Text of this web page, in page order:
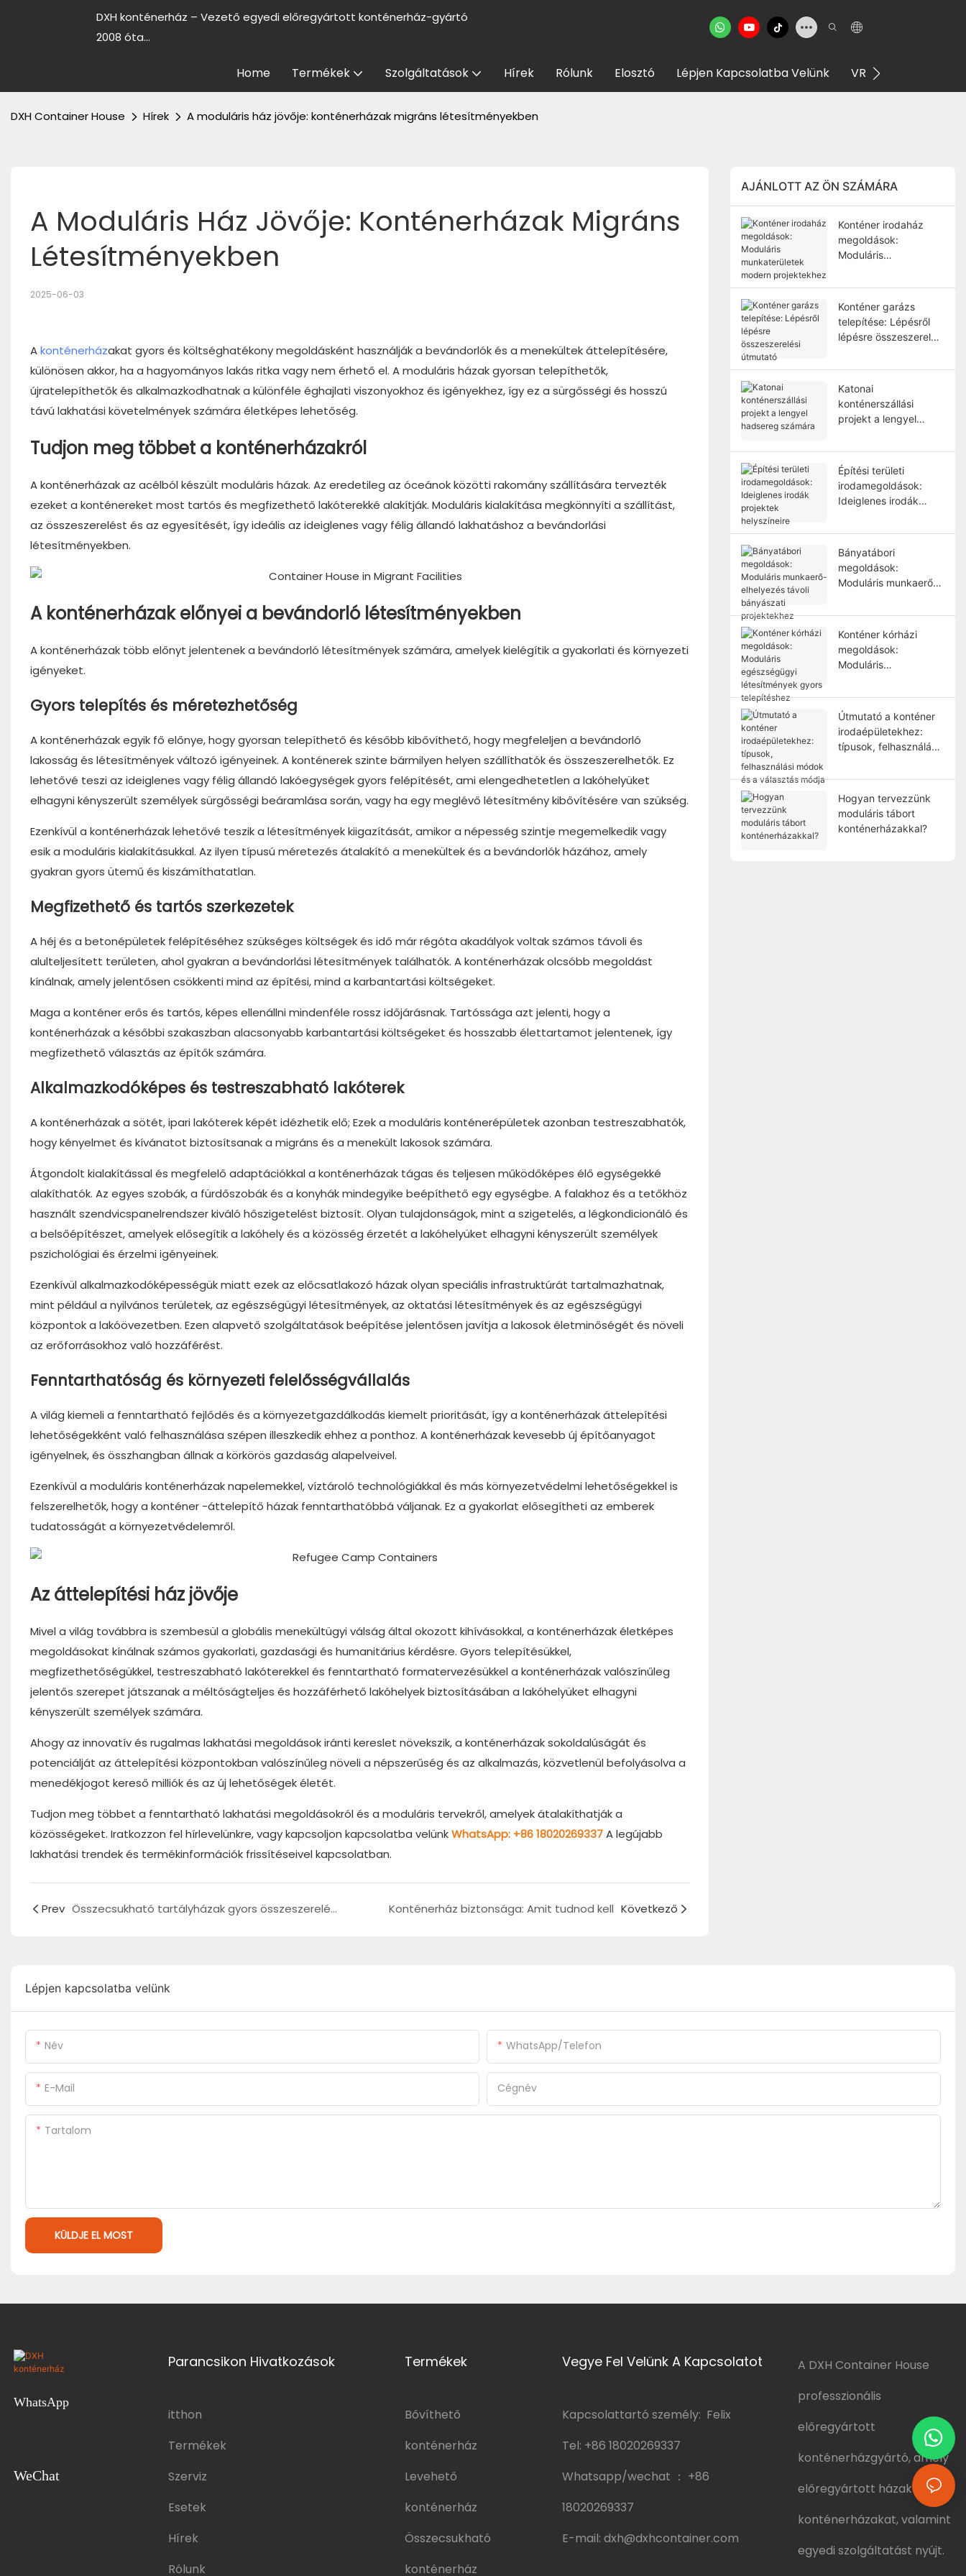
DXH konténerház – Vezető egyedi előregyártott konténerház-gyártó
2008 óta...
Home Termékek Szolgáltatások Hírek Rólunk Elosztó Lépjen Kapcsolatba Velünk VR Bemutatóterem
DXH Container House Hírek A moduláris ház jövője: konténerházak migráns létesítményekben
A Moduláris Ház Jövője: Konténerházak Migráns
Létesítményekben
2025-06-03
Akonténerházakat gyors és költséghatékony megoldásként használják a bevándorlók és a menekültek áttelepítésére,
különösen akkor, ha a hagyományos lakás ritka vagy nem érhető el. A moduláris házak gyorsan telepíthetők,
újratelepíthetők és alkalmazkodhatnak a különféle éghajlati viszonyokhoz és igényekhez, így ez a sürgősségi és hosszú
távú lakhatási követelmények számára életképes lehetőség.
Tudjon meg többet a konténerházakról
A konténerházak az acélból készült moduláris házak. Az eredetileg az óceánok közötti rakomány szállítására tervezték
ezeket a konténereket most tartós és megfizethető lakóterekké alakítják. Moduláris kialakítása megkönnyíti a szállítást,
az összeszerelést és az egyesítését, így ideális az ideiglenes vagy félig állandó lakhatáshoz a bevándorlási
létesítményekben.
A konténerházak előnyei a bevándorló létesítményekben
A konténerházak több előnyt jelentenek a bevándorló létesítmények számára, amelyek kielégítik a gyakorlati és környezeti
igényeket.
Gyors telepítés és méretezhetőség
A konténerházak egyik fő előnye, hogy gyorsan telepíthető és később kibővíthető, hogy megfeleljen a bevándorló
lakosság és létesítmények változó igényeinek. A konténerek szinte bármilyen helyen szállíthatók és összeszerelhetők. Ez
lehetővé teszi az ideiglenes vagy félig állandó lakóegységek gyors felépítését, ami elengedhetetlen a lakóhelyüket
elhagyni kényszerült személyek sürgősségi beáramlása során, vagy ha egy meglévő létesítmény kibővítésére van szükség.
Ezenkívül a konténerházak lehetővé teszik a létesítmények kiigazítását, amikor a népesség szintje megemelkedik vagy
esik a moduláris kialakításukkal. Az ilyen típusú méretezés átalakító a menekültek és a bevándorlók házához, amely
gyakran gyors ütemű és kiszámíthatatlan.
Megfizethető és tartós szerkezetek
A héj és a betonépületek felépítéséhez szükséges költségek és idő már régóta akadályok voltak számos távoli és
alulteljesített területen, ahol gyakran a bevándorlási létesítmények találhatók. A konténerházak olcsóbb megoldást
kínálnak, amely jelentősen csökkenti mind az építési, mind a karbantartási költségeket.
Maga a konténer erős és tartós, képes ellenállni mindenféle rossz időjárásnak. Tartóssága azt jelenti, hogy a
konténerházak a későbbi szakaszban alacsonyabb karbantartási költségeket és hosszabb élettartamot jelentenek, így
megfizethető választás az építők számára.
Alkalmazkodóképes és testreszabható lakóterek
A konténerházak a sötét, ipari lakóterek képét idézhetik elő; Ezek a moduláris konténerépületek azonban testreszabhatók,
hogy kényelmet és kívánatot biztosítsanak a migráns és a menekült lakosok számára.
Átgondolt kialakítással és megfelelő adaptációkkal a konténerházak tágas és teljesen működőképes élő egységekké
alakíthatók. Az egyes szobák, a fürdőszobák és a konyhák mindegyike beépíthető egy egységbe. A falakhoz és a tetőkhöz
használt szendvicspanelrendszer kiváló hőszigetelést biztosít. Olyan tulajdonságok, mint a szigetelés, a légkondicionáló és
a belsőépítészet, amelyek elősegítik a lakóhely és a közösség érzetét a lakóhelyüket elhagyni kényszerült személyek
pszichológiai és érzelmi igényeinek.
Ezenkívül alkalmazkodóképességük miatt ezek az előcsatlakozó házak olyan speciális infrastruktúrát tartalmazhatnak,
mint például a nyilvános területek, az egészségügyi létesítmények, az oktatási létesítmények és az egészségügyi
központok a lakóövezetben. Ezen alapvető szolgáltatások beépítése jelentősen javítja a lakosok életminőségét és növeli
az erőforrásokhoz való hozzáférést.
Fenntarthatóság és környezeti felelősségvállalás
A világ kiemeli a fenntartható fejlődés és a környezetgazdálkodás kiemelt prioritását, így a konténerházak áttelepítési
lehetőségekként való felhasználása szépen illeszkedik ehhez a ponthoz. A konténerházak kevesebb új építőanyagot
igényelnek, és összhangban állnak a körkörös gazdaság alapelveivel.
Ezenkívül a moduláris konténerházak napelemekkel, víztároló technológiákkal és más környezetvédelmi lehetőségekkel is
felszerelhetők, hogy a konténer -áttelepítő házak fenntarthatóbbá váljanak. Ez a gyakorlat elősegítheti az emberek
tudatosságát a környezetvédelemről.
Az áttelepítési ház jövője
Mivel a világ továbbra is szembesül a globális menekültügyi válság által okozott kihívásokkal, a konténerházak életképes
megoldásokat kínálnak számos gyakorlati, gazdasági és humanitárius kérdésre. Gyors telepítésükkel,
megfizethetőségükkel, testreszabható lakóterekkel és fenntartható formatervezésükkel a konténerházak valószínűleg
jelentős szerepet játszanak a méltóságteljes és hozzáférhető lakóhelyek biztosításában a lakóhelyüket elhagyni
kényszerült személyek számára.
Ahogy az innovatív és rugalmas lakhatási megoldások iránti kereslet növekszik, a konténerházak sokoldalúságát és
potenciálját az áttelepítési központokban valószínűleg növeli a népszerűség és az alkalmazás, közvetlenül befolyásolva a
menedékjogot kereső milliók és az új lehetőségek életét.
Tudjon meg többet a fenntartható lakhatási megoldásokról és a moduláris tervekről, amelyek átalakíthatják a
közösségeket. Iratkozzon fel hírlevelünkre, vagy kapcsoljon kapcsolatba velünkWhatsApp: +86 18020269337A legújabb
lakhatási trendek és termékinformációk frissítéseivel kapcsolatban.
Prev Összecsukható tartályházak gyors összeszerelése Konténerház biztonsága: Amit tudnod kell Következő
AJÁNLOTT AZ ÖN SZÁMÁRA
Konténer irodaház
megoldások:
Moduláris
modern projektekhez
Konténer garázs
telepítése: Lépésről
lépésre összeszerelési
Katonai
konténerszállási
projekt a lengyel
Építési területi
irodamegoldások:
Ideiglenes irodák
Bányatábori
megoldások:
Moduláris munkaerő-
bányászati ​​
projektekhez
Konténer kórházi
megoldások:
Moduláris
létesítmények gyors
telepítéshez
Útmutató a konténer
irodaépületekhez:
típusok, felhasználási
módja
Hogyan tervezzünk
moduláris tábort
konténerházakkal?
Lépjen kapcsolatba velünk
Név WhatsApp/Telefon
E-Mail Cégnév
Tartalom
KÜLDJE EL MOST
WhatsApp
WeChat
Parancsikon Hivatkozások
itthon
Termékek
Szerviz
Esetek
Hírek
Rólunk
Termékek
Bővíthető
konténerház
Levehető
konténerház
Összecsukható
konténerház
Vegye Fel Velünk A Kapcsolatot
Kapcsolattartó személy: Felix
Tel: +86 18020269337
Whatsapp/wechat ： +86
18020269337
E-mail: dxh@dxhcontainer.com
A DXH Container House
professzionális
előregyártott
konténerházgyártó, amely
előregyártott házakat és
konténerházakat, valamint
egyedi szolgáltatást nyújt.